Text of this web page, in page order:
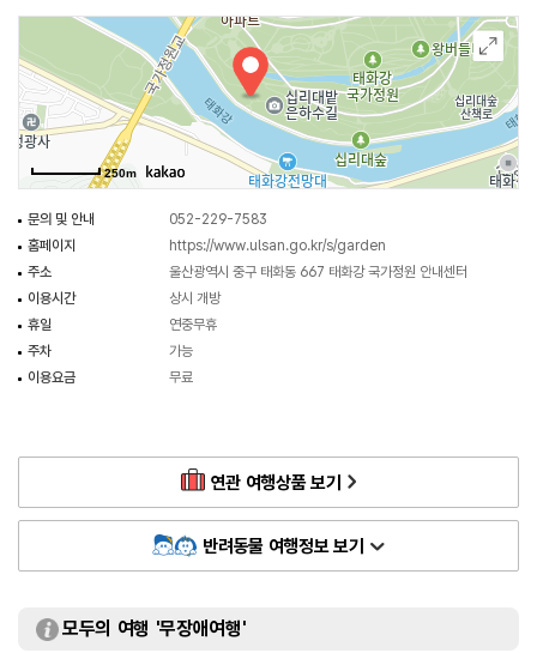
250m
문의 및 안내
052-229-7583
홈페이지
https://www.ulsan.go.kr/s/garden
주소
울산광역시 중구 태화동 667 태화강 국가정원 안내센터
이용시간
상시 개방
휴일
연중무휴
주차
가능
이용요금
무료
연관 여행상품 보기
반려동물 여행정보 보기
모두의 여행 '무장애여행'